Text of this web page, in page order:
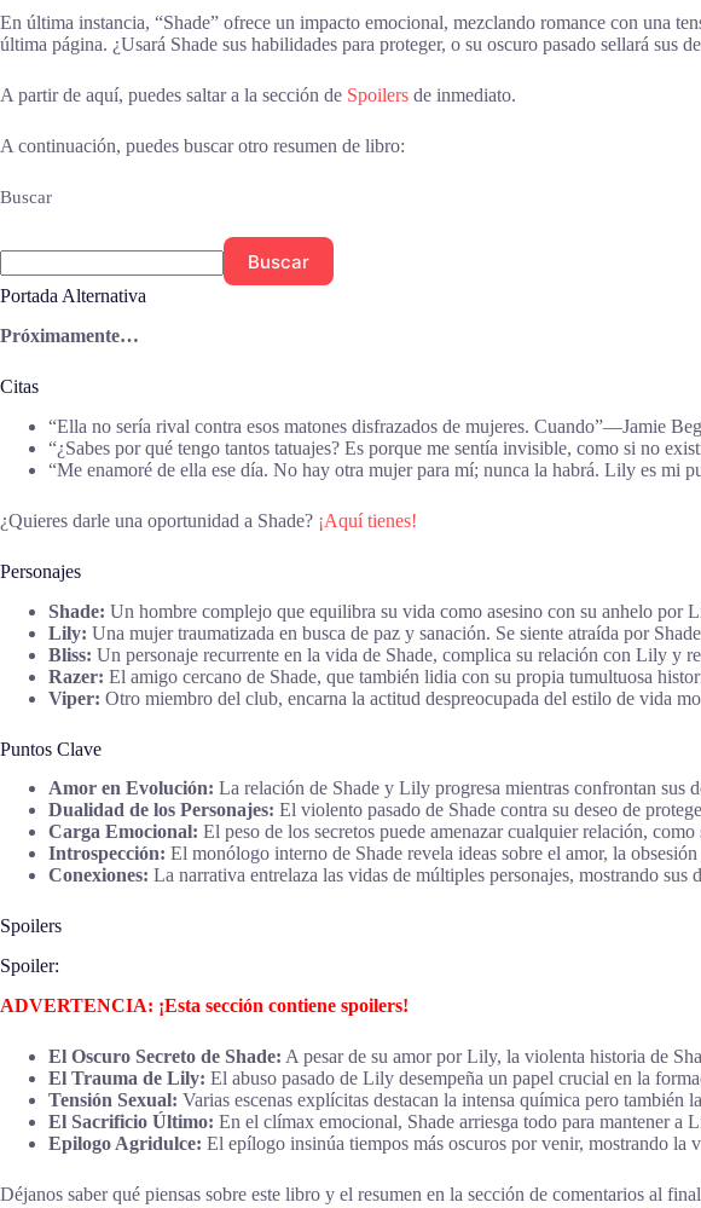
En última instancia, “Shade” ofrece un impacto emocional, mezclando romance con una
última página. ¿Usará Shade sus habilidades para proteger, o su oscuro pasado sellará sus
A partir de aquí, puedes saltar a la sección de Spoilers de inmediato.
A continuación, puedes buscar otro resumen de libro:
Buscar
Buscar
Portada Alternativa
Próximamente…
Citas
“Ella no sería rival contra esos matones disfrazados de mujeres. Cuando”―Jamie
“¿Sabes por qué tengo tantos tatuajes? Es porque me sentía invisible, como si no
“Me enamoré de ella ese día. No hay otra mujer para mí; nunca la habrá. Lily es mi
¿Quieres darle una oportunidad a Shade? ¡Aquí tienes!
Personajes
Shade: Un hombre complejo que equilibra su vida como asesino con su anhelo por
Lily: Una mujer traumatizada en busca de paz y sanación. Se siente atraída por
Bliss: Un personaje recurrente en la vida de Shade, complica su relación con Lily y
Razer: El amigo cercano de Shade, que también lidia con su propia tumultuosa
Viper: Otro miembro del club, encarna la actitud despreocupada del estilo de vida
Puntos Clave
Amor en Evolución: La relación de Shade y Lily progresa mientras confrontan sus
Dualidad de los Personajes: El violento pasado de Shade contra su deseo de
Carga Emocional: El peso de los secretos puede amenazar cualquier relación,
Introspección: El monólogo interno de Shade revela ideas sobre el amor, la
Conexiones: La narrativa entrelaza las vidas de múltiples personajes, mostrando sus
Spoilers
Spoiler:
ADVERTENCIA: ¡Esta sección contiene spoilers!
El Oscuro Secreto de Shade: A pesar de su amor por Lily, la violenta historia de
El Trauma de Lily: El abuso pasado de Lily desempeña un papel crucial en la
Tensión Sexual: Varias escenas explícitas destacan la intensa química pero también
El Sacrificio Último: En el clímax emocional, Shade arriesga todo para mantener a
Epilogo Agridulce: El epílogo insinúa tiempos más oscuros por venir, mostrando la
Déjanos saber qué piensas sobre este libro y el resumen en la sección de comentarios al